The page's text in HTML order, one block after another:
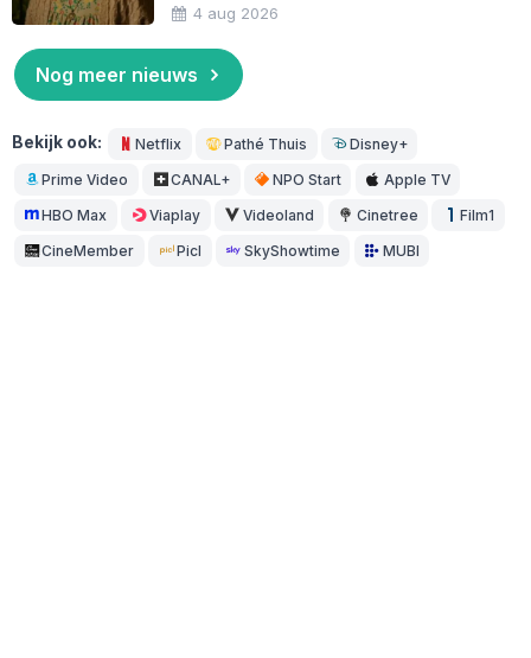
4 aug 2026
Nog meer nieuws
Bekijk ook: Netflix Pathé Thuis Disney+
Prime Video CANAL+ NPO Start Apple TV
HBO Max Viaplay Videoland Cinetree Film1
CineMember Picl SkyShowtime MUBI